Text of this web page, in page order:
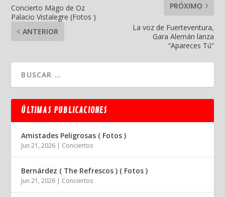
Concierto Mägo de Oz
Palacio Vistalegre (Fotos )
ANTERIOR
PRÓXIMO
La voz de Fuerteventura,
Gara Alemán lanza
“Apareces Tú”
ÚLTIMAS PUBLICACIONES
Amistades Peligrosas ( Fotos )
Jun 21, 2026 | Conciertos
Bernárdez ( The Refrescos ) ( Fotos )
Jun 21, 2026 | Conciertos